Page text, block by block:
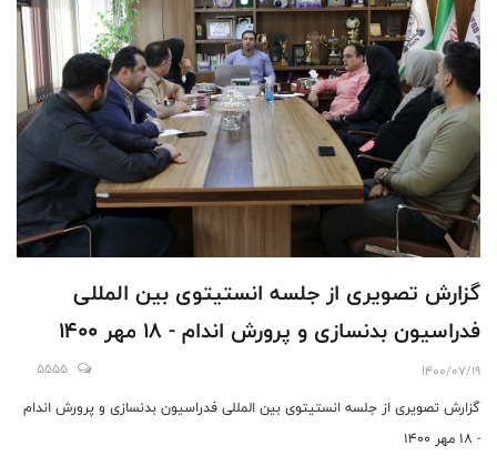
گزارش تصویری از جلسه انستیتوی بین المللی
فدراسیون بدنسازی و پرورش اندام - 18 مهر 1400
1400/07/19
5555
گزارش تصویری از جلسه انستیتوی بین المللی فدراسیون بدنسازی و پرورش اندام
- 18 مهر 1400